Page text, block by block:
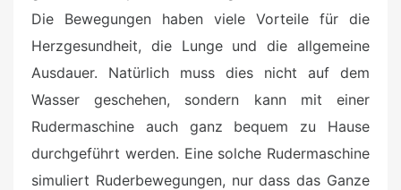
Die Bewegungen haben viele Vorteile für die
Herzgesundheit, die Lunge und die allgemeine
Ausdauer. Natürlich muss dies nicht auf dem
Wasser geschehen, sondern kann mit einer
Rudermaschine auch ganz bequem zu Hause
durchgeführt werden. Eine solche Rudermaschine
simuliert Ruderbewegungen, nur dass das Ganze